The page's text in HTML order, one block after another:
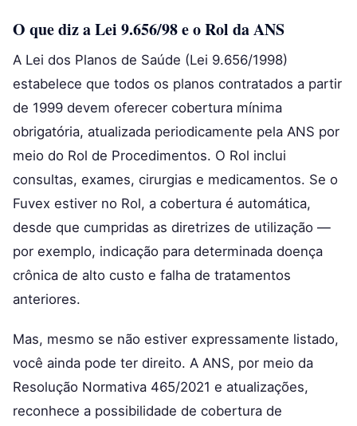
O que diz a Lei 9.656/98 e o Rol da ANS
A Lei dos Planos de Saúde (Lei 9.656/1998)
estabelece que todos os planos contratados a partir
de 1999 devem oferecer cobertura mínima
obrigatória, atualizada periodicamente pela ANS por
meio do Rol de Procedimentos. O Rol inclui
consultas, exames, cirurgias e medicamentos. Se o
Fuvex estiver no Rol, a cobertura é automática,
desde que cumpridas as diretrizes de utilização —
por exemplo, indicação para determinada doença
crônica de alto custo e falha de tratamentos
anteriores.
Mas, mesmo se não estiver expressamente listado,
você ainda pode ter direito. A ANS, por meio da
Resolução Normativa 465/2021 e atualizações,
reconhece a possibilidade de cobertura de